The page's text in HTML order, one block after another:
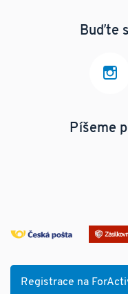
Buďte
Píšeme
©
Registrace na